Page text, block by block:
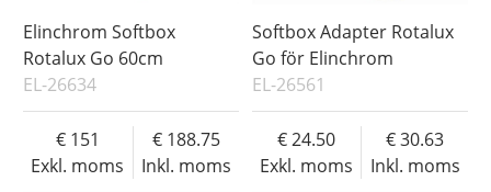
Elinchrom Softbox
Rotalux Go 60cm
EL-26634
Exkl. moms
151
Inkl. moms
188.75
Softbox Adapter Rotalux
Go för Elinchrom
EL-26561
Exkl. moms
24.50
Inkl. moms
30.63